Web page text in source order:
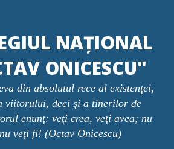
NAȚIONAL
ONICESCU"
din absolutul rece al existenţei,
viitorului, deci şi a tinerilor de
enunţ: veţi crea, veţi avea; nu
veţi fi! (Octav Onicescu)